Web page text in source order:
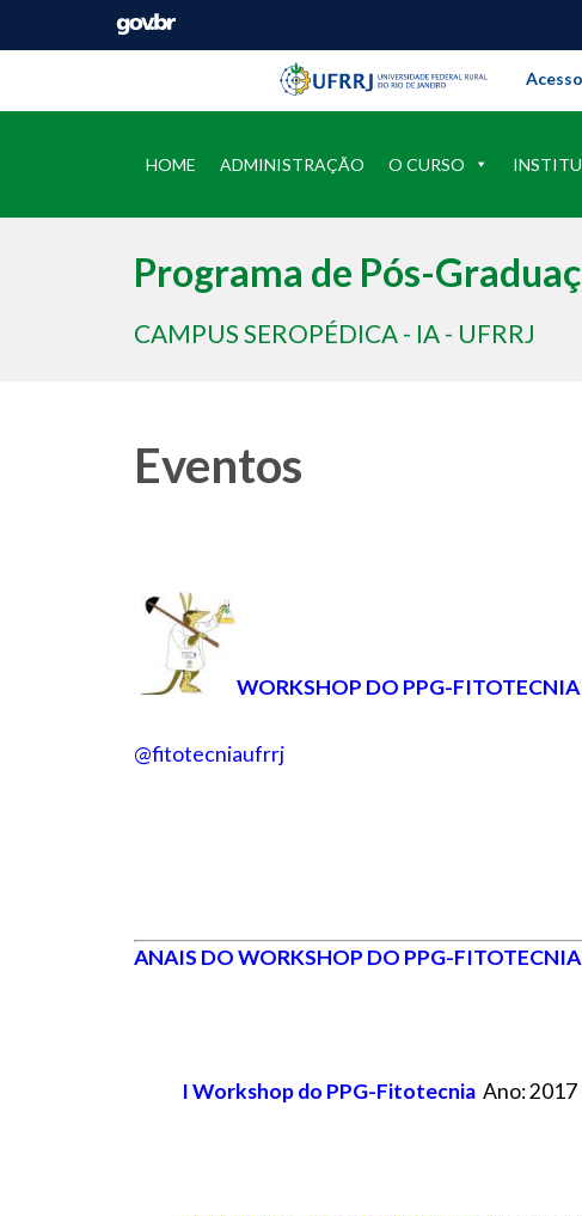
Pular barra institucional
Barra
HOME ADMINISTRAÇÃO O CURSO
Programa de Pós-
CAMPUS SEROPÉDICA - IA - UFRRJ
Eventos
WORKSHOP DO PPG-FITOTECNIA
@fitotecniaufrrj
ANAIS DO WORKSHOP DO PPG-FITOTECNIA
I Workshop do PPG-Fitotecnia Ano: